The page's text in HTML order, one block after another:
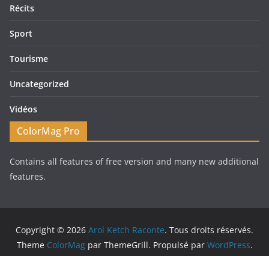
Récits
Sport
Tourisme
Uncategorized
Vidéos
ColorMag Pro
Contains all features of free version and many new additional
features.
Copyright © 2026 Arol Ketch Raconte. Tous droits réservés.
Theme ColorMagpar ThemeGrill. Propulsé par WordPress.